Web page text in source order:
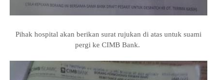
Pihak hospital akan berikan surat rujukan di atas untuk suami
pergi ke CIMB Bank.